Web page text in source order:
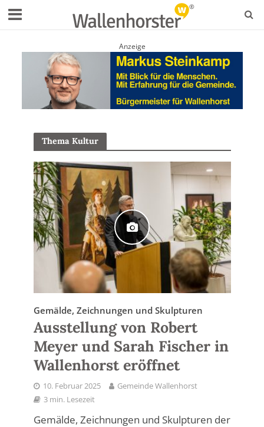
Anzeige
Thema Kultur
Gemälde, Zeichnungen und Skulpturen
Ausstellung von Robert
Meyer und Sarah Fischer in
Wallenhorst eröffnet
10. Februar 2025
Gemeinde Wallenhorst
3 min. Lesezeit
Gemälde, Zeichnungen und Skulpturen der